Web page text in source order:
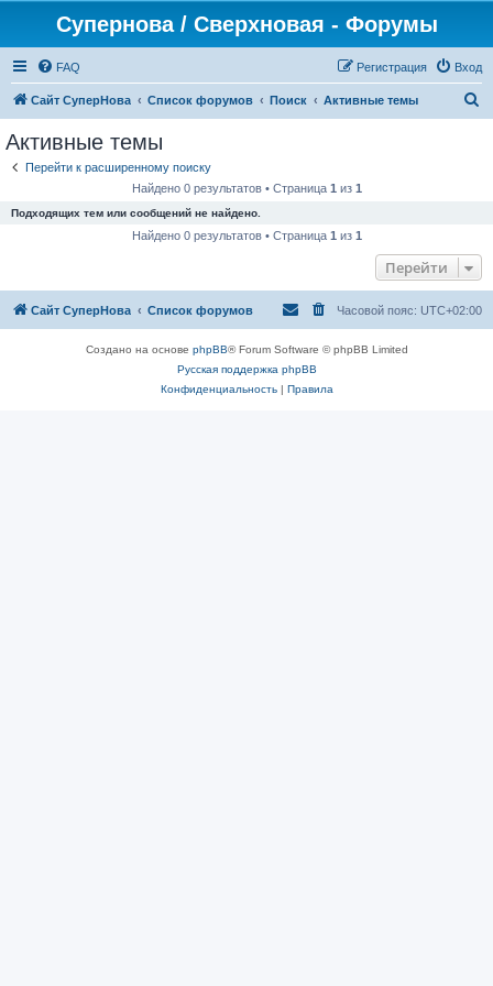
Супернова / Сверхновая - Форумы
FAQ Вход
Регистрация
Сайт СуперНова Список форумов Поиск Активные темы
Активные темы
Перейти к расширенному поиску
Найдено 0 результатов • Страница 1 из 1
Подходящих тем или сообщений не найдено.
Найдено 0 результатов • Страница 1 из 1
Перейти
Сайт СуперНова Список форумов Часовой пояс: UTC+02:00
Создано на основе phpBB® Forum Software © phpBB Limited
Русская поддержка phpBB
Конфиденциальность| Правила